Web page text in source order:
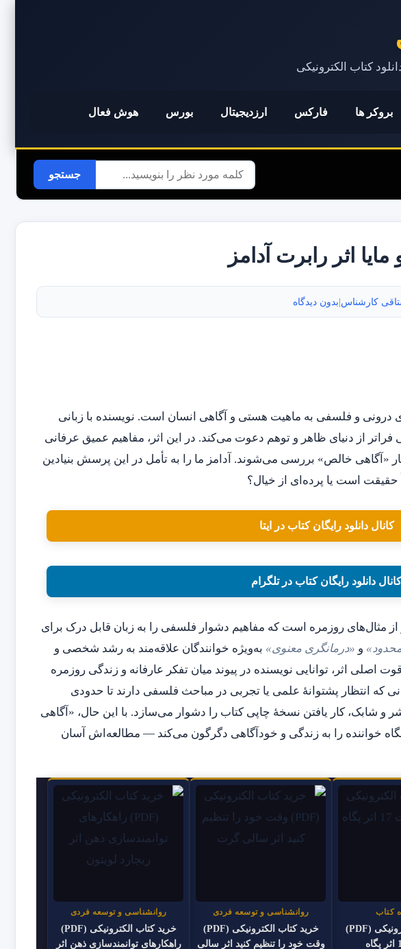
کتاب الکترونیکی
بروکر ها فارکس ارزدیجیتال بورس هوش فعال
اثر رابرت آدامز
کارشناس|بدون دیدگاه
درونی و فلسفی به ماهیت هستی و آگاهی انسان است. نویسنده با زبانی
فراتر از دنیای ظاهر و توهم دعوت می‌کند. در این اثر، مفاهیم عمیق عرفانی
«آگاهی خالص» بررسی می‌شوند. آدامز ما را به تأمل در این پرسش بنیادین
حقیقت است یا پرده‌ای از خیال؟
کانال دانلود رایگان کتاب در ایتا
کانال دانلود رایگان کتاب در تلگرام
مثال‌های روزمره است که مفاهیم دشوار فلسفی را به زبان قابل درک برای
و «درمانگری معنوی» به‌ویژه خوانندگان علاقه‌مند به رشد شخصی و
اثر، توانایی نویسنده در پیوند میان تفکر عارفانه و زندگی روزمره
انتظار پشتوانهٔ علمی یا تجربی در مباحث فلسفی دارند تا حدودی
و شابک، کار یافتن نسخهٔ چاپی کتاب را دشوار می‌سازد. با این حال، «آگاهی
خواننده را به زندگی و خودآگاهی دگرگون می‌کند — مطالعه‌اش آسان
کتاب
خرید کتاب الکترونیکی (PDF)
روانشناسی و توسعه فردی
خرید کتاب الکترونیکی (PDF)
وقت خود را تنظیم کنید اثر سالی
روانشناسی و توسعه فردی
خرید کتاب الکترونیکی (PDF)
راهکارهای توانمندسازی ذهن اثر